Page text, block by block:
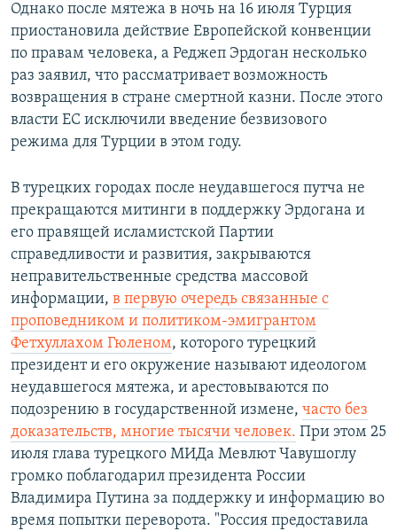
Однако после мятежа в ночь на 16 июля Турция
приостановила действие Европейской конвенции
по правам человека, а Реджеп Эрдоган несколько
раз заявил, что рассматривает возможность
возвращения в стране смертной казни. После этого
власти ЕС исключили введение безвизового
режима для Турции в этом году.
В турецких городах после неудавшегося путча не
прекращаются митинги в поддержку Эрдогана и
его правящей исламистской Партии
справедливости и развития, закрываются
неправительственные средства массовой
информации, в первую очередь связанные с
проповедником и политиком-эмигрантом
Фетхуллахом Гюленом, которого турецкий
президент и его окружение называют идеологом
неудавшегося мятежа, и арестовываются по
подозрению в государственной измене, часто без
доказательств, многие тысячи человек. При этом 25
июля глава турецкого МИДа Мевлют Чавушоглу
громко поблагодарил президента России
Владимира Путина за поддержку и информацию во
время попытки переворота. "Россия предоставила